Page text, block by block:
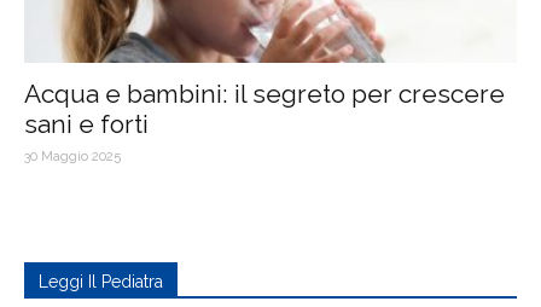
Acqua e bambini: il segreto per crescere
sani e forti
30 Maggio 2025
Leggi Il Pediatra